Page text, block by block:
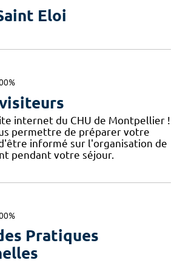
Eloi
internet du CHU de Montpellier !
permettre de préparer votre
informé sur l'organisation de
pendant votre séjour.
Pratiques